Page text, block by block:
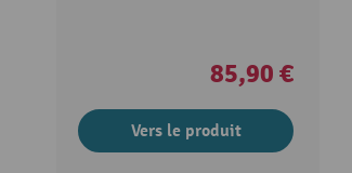
85,90 €
Vers le produit